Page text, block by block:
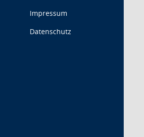
Impressum
Datenschutz